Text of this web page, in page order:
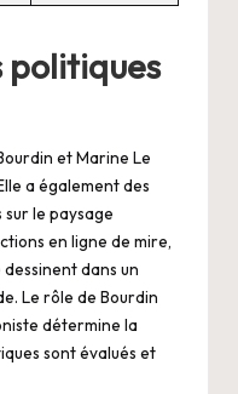
politiques
et Marine Le
a également des
le paysage
en ligne de mire,
dans un
Le rôle de Bourdin
détermine la
sont évalués et